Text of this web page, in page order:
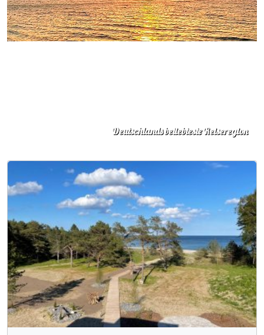
Deutschlands beliebteste Reiseregion